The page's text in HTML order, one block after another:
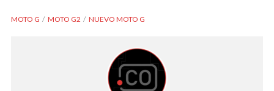
MOTO G MOTO G2 NUEVO MOTO G